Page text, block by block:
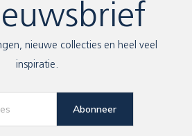
nieuwe collecties en heel veel
inspiratie.
Abonneer